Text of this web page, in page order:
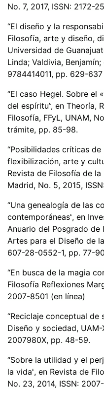
No. 7, 2017, ISSN: 2172-
“El diseño y la
Filosofía, arte y diseño,
Universidad de
Linda; Valdivia, Benjamín;
9784414011, pp. 629-637
“El caso Hegel. Sobre el «
del espíritu”, en Theoría,
Filosofía, FFyL, UNAM,
trámite, pp. 85-98.
“Posibilidades críticas de
flexibilización, arte y
Revista de Filosofía de la
Madrid, No. 5, 2015,
“Una genealogía de las
contemporáneas”, en
Anuario del Posgrado de
Artes para el Diseño de
607-28-0552-1, pp. 77-
“En busca de la magia
Filosofía Reflexiones
2007-8501 (en línea)
“Reciclaje conceptual de
Diseño y sociedad, UAM-
2007980X, pp. 48-59.
“Sobre la utilidad y el
la vida”, en Revista de
No. 23, 2014, ISSN: